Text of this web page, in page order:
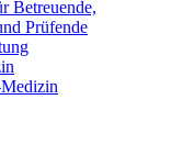
Betreuende,
Prüfende